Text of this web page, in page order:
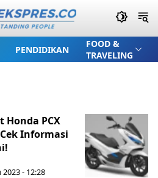
PENDIDIKAN
FOOD &
TRAVELING
Honda PCX
Informasi
- 12:28